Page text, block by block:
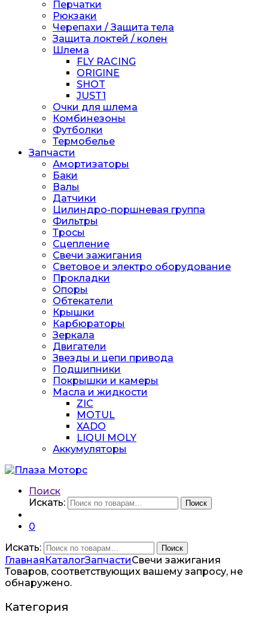
Перчатки
Рюкзаки
Черепахи / Защита тела
Защита локтей / колен
Шлема
FLY RACING
ORIGINE
SHOT
JUST1
Очки для шлема
Комбинезоны
Футболки
Термобелье
Запчасти
Амортизаторы
Баки
Валы
Датчики
Цилиндро-поршневая группа
Фильтры
Тросы
Сцепление
Свечи зажигания
Световое и электро оборудование
Прокладки
Опоры
Обтекатели
Крышки
Карбюраторы
Зеркала
Двигатели
Звезды и цепи привода
Подшипники
Покрышки и камеры
Масла и жидкости
ZIC
MOTUL
XADO
LIQUI MOLY
Аккумуляторы
Поиск
Искать:
Поиск
0
Искать:
Поиск
ГлавнаяКаталогЗапчастиСвечи зажигания
Товаров, соответствующих вашему запросу, не
обнаружено.
Категория